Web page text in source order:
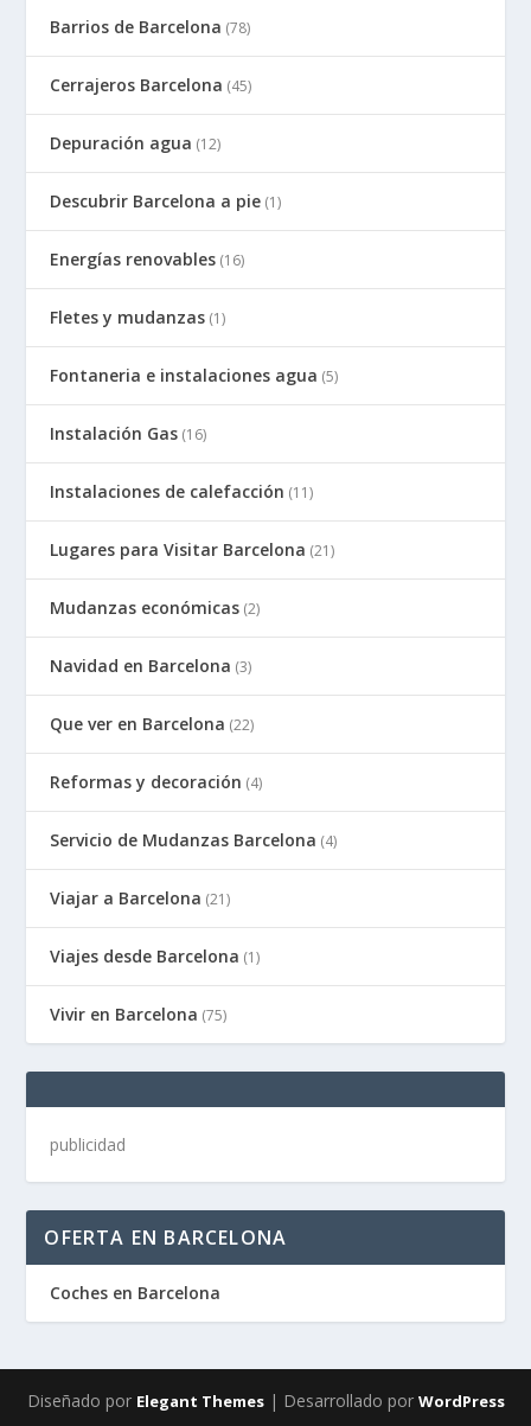
Barrios de Barcelona (78)
Cerrajeros Barcelona (45)
Depuración agua (12)
Descubrir Barcelona a pie (1)
Energías renovables (16)
Fletes y mudanzas (1)
Fontaneria e instalaciones agua (5)
Instalación Gas (16)
Instalaciones de calefacción (11)
Lugares para Visitar Barcelona (21)
Mudanzas económicas (2)
Navidad en Barcelona (3)
Que ver en Barcelona (22)
Reformas y decoración (4)
Servicio de Mudanzas Barcelona (4)
Viajar a Barcelona (21)
Viajes desde Barcelona (1)
Vivir en Barcelona (75)
publicidad
OFERTA EN BARCELONA
Coches en Barcelona
Diseñado por Elegant Themes| Desarrollado por WordPress